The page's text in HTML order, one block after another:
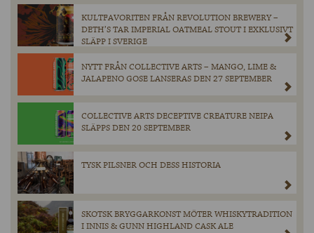
KULTFAVORITEN FRÅN REVOLUTION BREWERY –
DETH’S TAR IMPERIAL OATMEAL STOUT I EXKLUSIVT
SLÄPP I SVERIGE
NYTT FRÅN COLLECTIVE ARTS – MANGO, LIME &
JALAPENO GOSE LANSERAS DEN 27 SEPTEMBER
COLLECTIVE ARTS DECEPTIVE CREATURE NEIPA
SLÄPPS DEN 20 SEPTEMBER
TYSK PILSNER OCH DESS HISTORIA
SKOTSK BRYGGARKONST MÖTER WHISKYTRADITION
I INNIS & GUNN HIGHLAND CASK ALE